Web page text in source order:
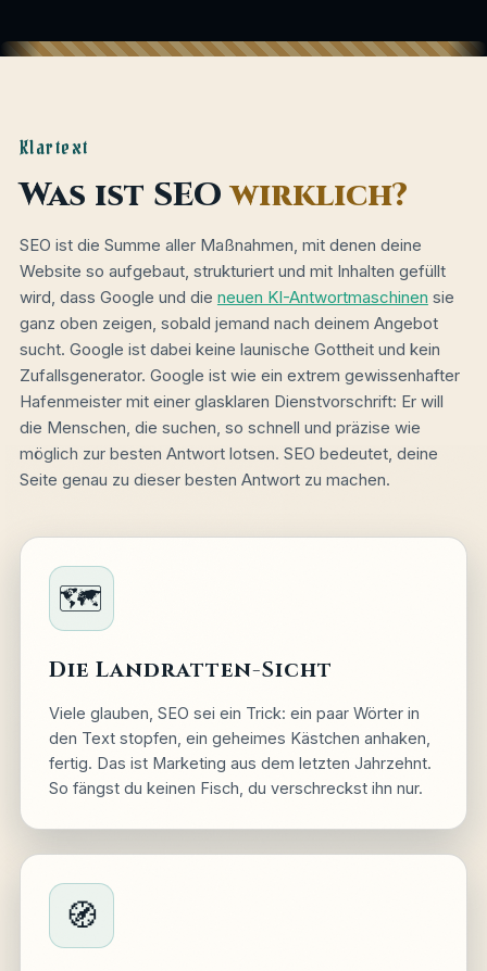
Klartext
Was ist SEOwirklich?
SEO ist die Summe aller Maßnahmen, mit denen deine
Website so aufgebaut, strukturiert und mit Inhalten gefüllt
wird, dass Google und die neuen KI-Antwortmaschinen sie
ganz oben zeigen, sobald jemand nach deinem Angebot
sucht. Google ist dabei keine launische Gottheit und kein
Zufallsgenerator. Google ist wie ein extrem gewissenhafter
Hafenmeister mit einer glasklaren Dienstvorschrift: Er will
die Menschen, die suchen, so schnell und präzise wie
möglich zur besten Antwort lotsen. SEO bedeutet, deine
Seite genau zu dieser besten Antwort zu machen.
🗺️
Die Landratten-Sicht
Viele glauben, SEO sei ein Trick: ein paar Wörter in
den Text stopfen, ein geheimes Kästchen anhaken,
fertig. Das ist Marketing aus dem letzten Jahrzehnt.
So fängst du keinen Fisch, du verschreckst ihn nur.
🧭